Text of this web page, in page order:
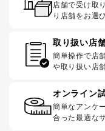
店舗で受け取
り店舗をお選
取り扱い店
簡単操作で店
や取り扱い店
オンライン
簡単なアンケ
合った最適な